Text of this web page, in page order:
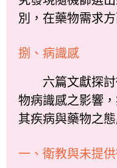
別，在藥物需求
捌、病識感
六篇文獻探討
物病識感之影響
其疾病與藥物之態
一、衛教與未提